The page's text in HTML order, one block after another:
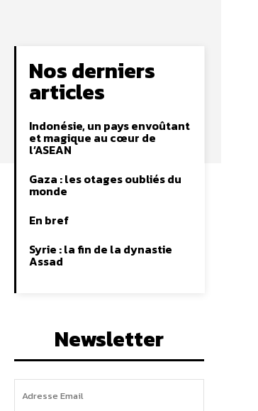
Nos derniers
articles
Indonésie, un pays envoûtant
et magique au cœur de
l’ASEAN
Gaza : les otages oubliés du
monde
En bref
Syrie : la fin de la dynastie
Assad
Newsletter